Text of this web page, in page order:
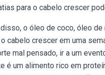
para o cabelo crescer
o óleo de coco, óleo
cabelo crescer em uma
mal pensado, ir a um
é um alimento rico em